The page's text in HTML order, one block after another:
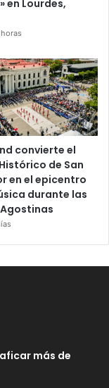
en Lourdes,
convierte el
de San
en el epicentro
durante las
más de